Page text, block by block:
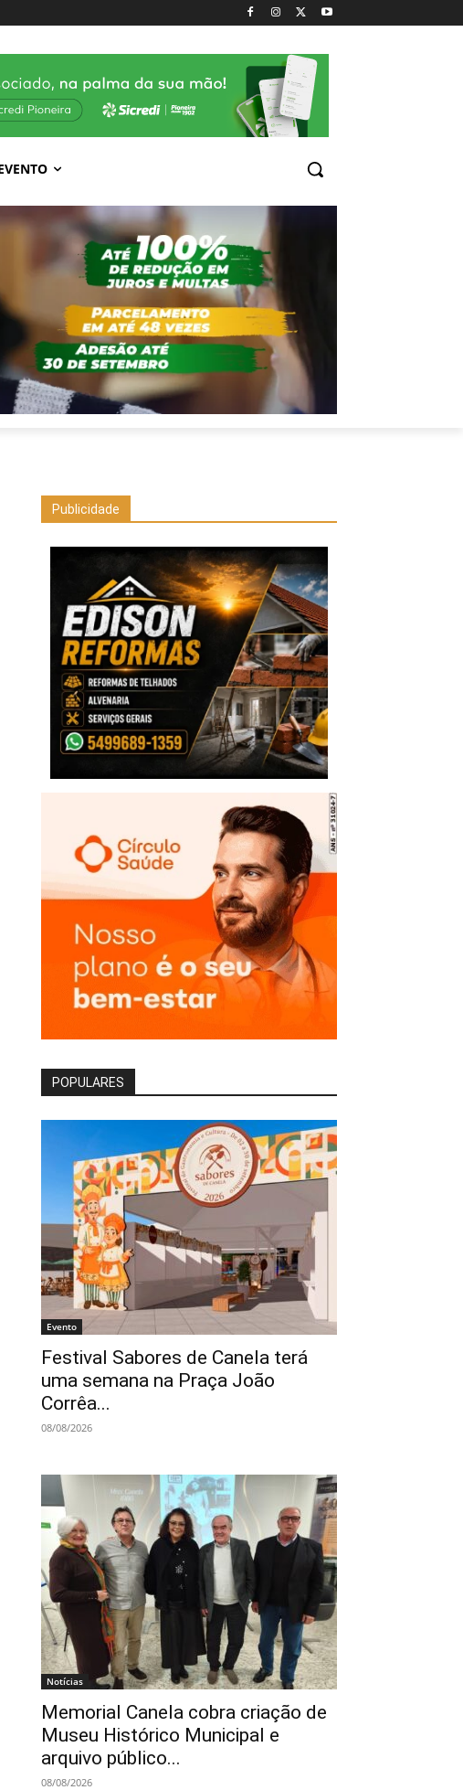
Publicidade
POPULARES
Evento
Festival Sabores de Canela terá
uma semana na Praça João
Corrêa...
08/08/2026
Notícias
Memorial Canela cobra criação de
Museu Histórico Municipal e
arquivo público...
08/08/2026